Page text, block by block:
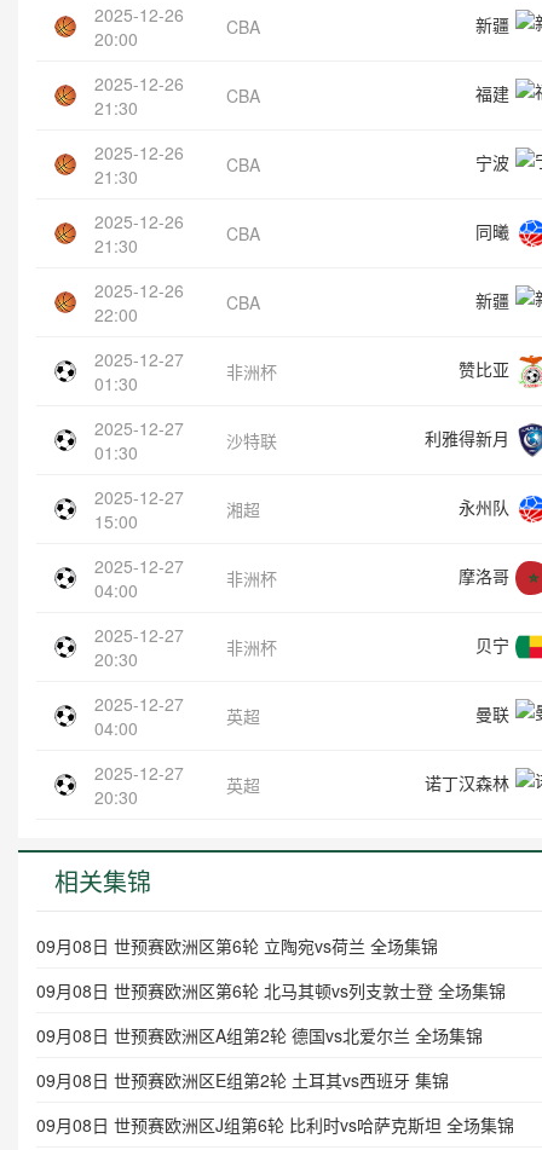
2025-12-26
20:00
CBA 新疆
2025-12-26
21:30
CBA 福建
2025-12-26
21:30
CBA 宁波
2025-12-26
21:30
CBA 同曦
2025-12-26
22:00
CBA 新疆
2025-12-27
01:30
非洲杯 赞比亚
2025-12-27
01:30
沙特联 利雅得新月
2025-12-27
15:00
湘超 永州队
2025-12-27
04:00
非洲杯 摩洛哥
2025-12-27
20:30
非洲杯 贝宁
2025-12-27
04:00
英超 曼联
2025-12-27
20:30
英超 诺丁汉森林
相关集锦
09月08日 世预赛欧洲区第6轮 立陶宛vs荷兰 全场集锦
09月08日 世预赛欧洲区第6轮 北马其顿vs列支敦士登 全场集锦
09月08日 世预赛欧洲区A组第2轮 德国vs北爱尔兰 全场集锦
09月08日 世预赛欧洲区E组第2轮 土耳其vs西班牙 集锦
09月08日 世预赛欧洲区J组第6轮 比利时vs哈萨克斯坦 全场集锦